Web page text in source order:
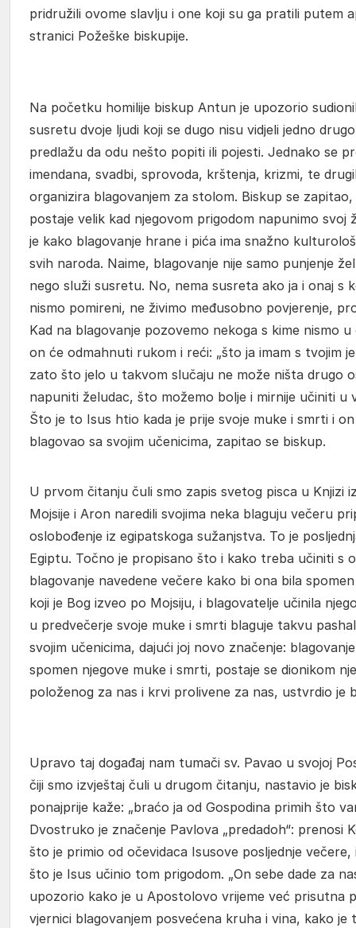
pridružili ovome slavlju i one koji su ga pratili putem
stranici Požeške biskupije.
Na početku homilije biskup Antun je upozorio
susretu dvoje ljudi koji se dugo nisu vidjeli jedno
predlažu da odu nešto popiti ili pojesti. Jednako se
imendana, svadbi, sprovoda, krštenja, krizmi, te
organizira blagovanjem za stolom. Biskup se zapitao,
postaje velik kad njegovom prigodom napunimo svoj
je kako blagovanje hrane i pića ima snažno
svih naroda. Naime, blagovanje nije samo punjenje
nego služi susretu. No, nema susreta ako ja i onaj s
nismo pomireni, ne živimo međusobno povjerenje,
Kad na blagovanje pozovemo nekoga s kime nismo
on će odmahnuti rukom i reći: „što ja imam s tvojim
zato što jelo u takvom slučaju ne može ništa drugo
napuniti želudac, što možemo bolje i mirnije učiniti u
Što je to Isus htio kada je prije svoje muke i smrti i
blagovao sa svojim učenicima, zapitao se biskup.
U prvom čitanju čuli smo zapis svetog pisca u Knjizi
Mojsije i Aron naredili svojima neka blaguju večeru
oslobođenje iz egipatskoga sužanjstva. To je
Egiptu. Točno je propisano što i kako treba učiniti s
blagovanje navedene večere kako bi ona bila
koji je Bog izveo po Mojsiju, i blagovatelje učinila
u predvečerje svoje muke i smrti blaguje takvu
svojim učenicima, dajući joj novo značenje:
spomen njegove muke i smrti, postaje se dionikom
položenog za nas i krvi prolivene za nas, ustvrdio je
Upravo taj događaj nam tumači sv. Pavao u svojoj
čiji smo izvještaj čuli u drugom čitanju, nastavio je
ponajprije kaže: „braćo ja od Gospodina primih što
Dvostruko je značenje Pavlova „predadoh“: prenosi
što je primio od očevidaca Isusove posljednje
što je Isus učinio tom prigodom. „On sebe dade za
upozorio kako je u Apostolovo vrijeme već prisutna
vjernici blagovanjem posvećena kruha i vina, kako je